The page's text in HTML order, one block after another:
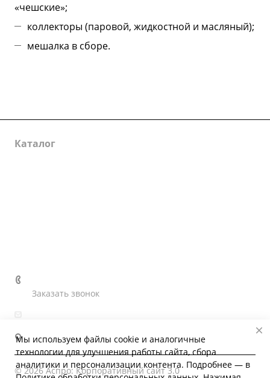
«чешские»;
коллекторы (паровой, жидкостной и масляный);
мешалка в сборе.
Каталог
Заказать звонок
302028, г. Орёл, ул. Гуртьева, 27
© 2026 Аспро: Корпоративный сайт 3.0
Мы используем файлы cookie и аналогичные
технологии для улучшения работы сайта, сбора
аналитики и персонализации контента. Подробнее — в